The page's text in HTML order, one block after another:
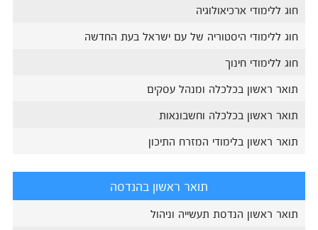
חוג ללימודי ארכיאולוגיה
חוג ללימודי היסטוריה של עם ישראל בעת החדשה
חוג ללימודי חינוך
תואר ראשון בכלכלה ומנהל עסקים
תואר ראשון בכלכלה וחשבונאות
תואר ראשון בלימודי המזרח התיכון
תואר ראשון בהנדסה
תואר ראשון הנדסת תעשייה וניהול